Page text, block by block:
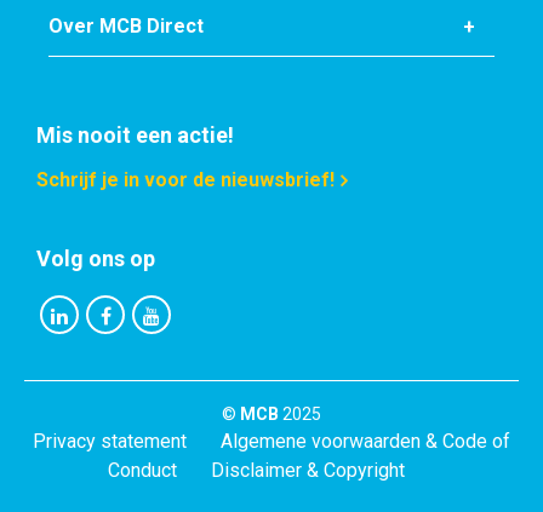
Over MCB Direct
Mis nooit een actie!
Schrijf je in voor de nieuwsbrief!
Volg ons op
© MCB 2025
Privacy statement
Algemene voorwaarden & Code of
Conduct
Disclaimer & Copyright